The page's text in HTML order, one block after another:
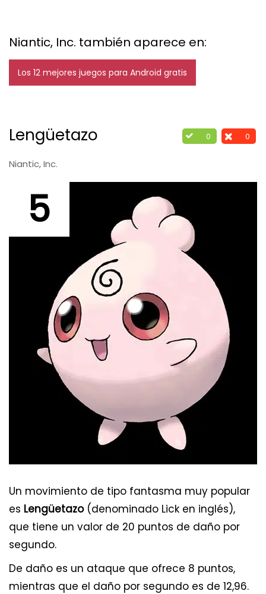
Niantic, Inc. también aparece en:
Los 12 mejores juegos para Android gratis
0 0
Lengüetazo
Niantic, Inc.
5
Un movimiento de tipo fantasma muy popular
es Lengüetazo (denominado Lick en inglés),
que tiene un valor de 20 puntos de daño por
segundo.
De daño es un ataque que ofrece 8 puntos,
mientras que el daño por segundo es de 12,96.